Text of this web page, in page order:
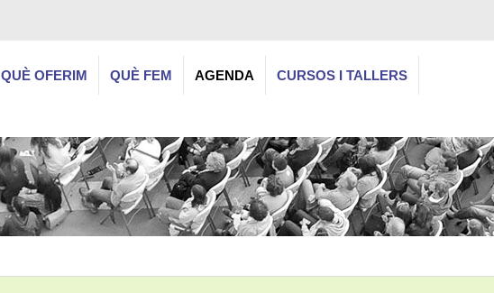
QUÈ OFERIM QUÈ FEM AGENDA CURSOS I TALLERS